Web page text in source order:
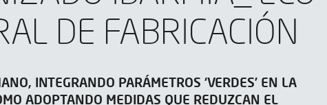
DE FABRICACIÓN
INTEGRANDO PARÁMETROS ‘VERDES’ EN LA
ADOPTANDO MEDIDAS QUE REDUZCAN EL